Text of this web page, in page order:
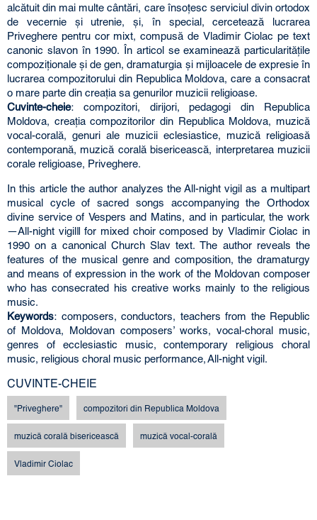
alcătuit din mai multe cântări, care însoţesc serviciul divin ortodox
de vecernie şi utrenie, şi, în special, cercetează lucrarea
Priveghere pentru cor mixt, compusă de Vladimir Ciolac pe text
canonic slavon în 1990. În articol se examinează particularităţile
compoziţionale şi de gen, dramaturgia şi mijloacele de expresie în
lucrarea compozitorului din Republica Moldova, care a consacrat
o mare parte din creaţia sa genurilor muzicii religioase.
Cuvinte-cheie: compozitori, dirijori, pedagogi din Republica
Moldova, creaţia compozitorilor din Republica Moldova, muzică
vocal-corală, genuri ale muzicii eclesiastice, muzică religioasă
contemporană, muzică corală bisericească, interpretarea muzicii
corale religioase, Priveghere.
In this article the author analyzes the All-night vigil as a multipart
musical cycle of sacred songs accompanying the Orthodox
divine service of Vespers and Matins, and in particular, the work
―All-night vigil‖ for mixed choir composed by Vladimir Ciolac in
1990 on a canonical Church Slav text. The author reveals the
features of the musical genre and composition, the dramaturgy
and means of expression in the work of the Moldovan composer
who has consecrated his creative works mainly to the religious
music.
Keywords: composers, conductors, teachers from the Republic
of Moldova, Moldovan composers’ works, vocal-choral music,
genres of ecclesiastic music, contemporary religious choral
music, religious choral music performance, All-night vigil.
CUVINTE-CHEIE
"Priveghere" compozitori din Republica Moldova
muzică corală bisericească muzică vocal-corală
Vladimir Ciolac